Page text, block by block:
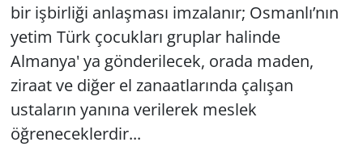
bir işbirliği anlaşması imzalanır; Osmanlı’nın
yetim Türk çocukları gruplar halinde
Almanya' ya gönderilecek, orada maden,
ziraat ve diğer el zanaatlarında çalışan
ustaların yanına verilerek meslek
öğreneceklerdir...